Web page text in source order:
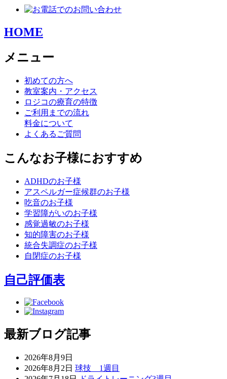
HOME
メニュー
初めての方へ
教室案内・アクセス
ロジコの療育の特徴
ご利用までの流れ
料金について
よくあるご質問
こんなお子様におすすめ
ADHDのお子様
アスペルガー症候群のお子様
吃音のお子様
学習障がいのお子様
感覚過敏のお子様
知的障害のお子様
統合失調症のお子様
自閉症のお子様
自己評価表
最新ブログ記事
2026年8月9日
2026年8月2日 球技 1週目